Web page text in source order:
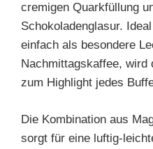
cremigen Quarkfüllung
Schokoladenglasur.
einfach als besondere
Nachmittagskaffee, wird
zum Highlight jedes
Die Kombination aus
sorgt für eine luftig-